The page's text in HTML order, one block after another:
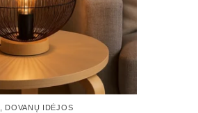
DOVANŲ IDĖJOS